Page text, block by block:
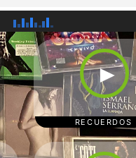
80'S 90'S 2000'S
CUMBIA/TROPICAL
REGGAETON►
RECUERDOS